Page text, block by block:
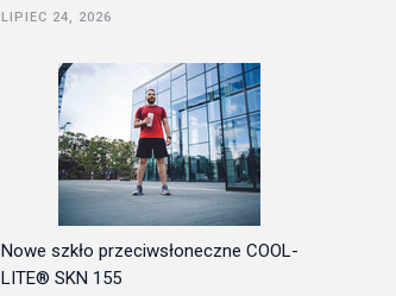
LIPIEC 24, 2026
Nowe szkło przeciwsłoneczne COOL-
LITE® SKN 155